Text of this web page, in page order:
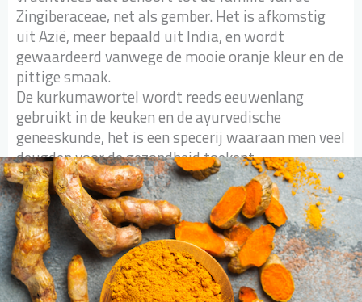
Zingiberaceae, net als gember. Het is afkomstig
uit Azië, meer bepaald uit India, en wordt
gewaardeerd vanwege de mooie oranje kleur en de
pittige smaak.
De kurkumawortel wordt reeds eeuwenlang
gebruikt in de keuken en de ayurvedische
geneeskunde, het is een specerij waaraan men veel
deugden voor de gezondheid toekent.